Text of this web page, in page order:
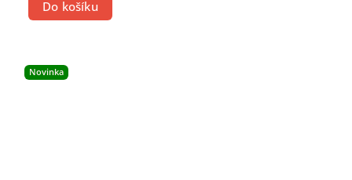
Do košíku
Novinka